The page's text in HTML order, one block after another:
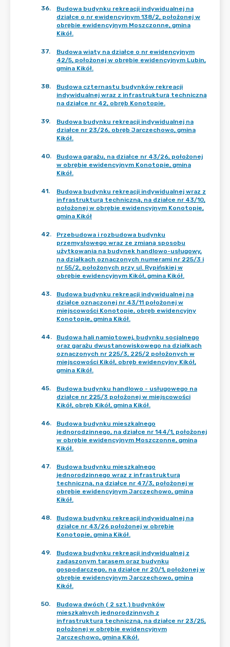
36.
Budowa budynku rekreacji indywidualnej na
działce o nr ewidencyjnym 138/2, położonej w
obrębie ewidencyjnym Moszczonne, gmina
Kikół.
37.
Budowa wiaty na działce o nr ewidencyjnym
42/5, położonej w obrębie ewidencyjnym Lubin,
gmina Kikół.
38.
Budowa czternastu budynków rekreacji
indywidualnej wraz z infrastrukturą techniczną
na działce nr 42, obręb Konotopie.
39.
Budowa budynku rekreacji indywidualnej na
działce nr 23/26, obręb Jarczechowo, gmina
Kikół.
40.
Budowa garażu, na działce nr 43/26, położonej
w obrębie ewidencyjnym Konotopie, gmina
Kikół.
41.
Budowa budynku rekreacji indywidualnej wraz z
infrastrukturą techniczną, na działce nr 43/10,
położonej w obrębie ewidencyjnym Konotopie,
gmina Kikół
42.
Przebudowa i rozbudowa budynku
przemysłowego wraz ze zmianą sposobu
użytkowania na budynek handlowo-usługowy,
na działkach oznaczonych numerami nr 225/3 i
nr 55/2, położonych przy ul. Rypińskiej w
obrębie ewidencyjnym Kikół, gmina Kikół.
43.
Budowa budynku rekreacji indywidualnej na
działce oznaczonej nr 43/11 położonej w
miejscowości Konotopie, obręb ewidencyjny
Konotopie, gmina Kikół.
44.
Budowa hali namiotowej, budynku socjalnego
oraz garażu dwustanowiskowego na działkach
oznaczonych nr 225/3, 225/2 położonych w
miejscowości Kikół, obręb ewidencyjny Kikół,
gmina Kikół.
45.
Budowa budynku handlowo - usługowego na
działce nr 225/3 położonej w miejscowości
Kikół, obręb Kikół, gmina Kikół.
46.
Budowa budynku mieszkalnego
jednorodzinnego, na działce nr 144/1, położonej
w obrębie ewidencyjnym Moszczonne, gmina
Kikół.
47.
Budowa budynku mieszkalnego
jednorodzinnego wraz z infrastrukturą
techniczną, na działce nr 47/3, położonej w
obrębie ewidencyjnym Jarczechowo, gmina
Kikół.
48.
Budowa budynku rekreacji indywidualnej na
działce nr 43/26 położonej w obrębie
Konotopie, gmina Kikół.
49.
Budowa budynku rekreacji indywidualnej z
zadaszonym tarasem oraz budynku
gospodarczego, na działce nr 20/1, położonej w
obrębie ewidencyjnym Jarczechowo, gmina
Kikół.
50.
Budowa dwóch ( 2 szt.) budynków
mieszkalnych jednorodzinnych z
infrastrukturą techniczną, na działce nr 23/25,
położonej w obrębie ewidencyjnym
Jarczechowo, gmina Kikół.